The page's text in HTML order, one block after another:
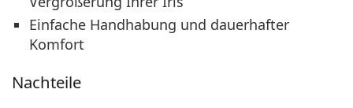
Einfache Handhabung und dauerhafter
Komfort
Nachteile